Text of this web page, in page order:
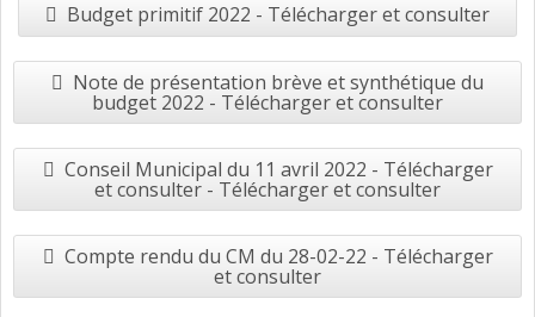
Budget primitif 2022 - Télécharger et consulter
Note de présentation brève et synthétique du
budget 2022 - Télécharger et consulter
Conseil Municipal du 11 avril 2022 - Télécharger
et consulter - Télécharger et consulter
Compte rendu du CM du 28-02-22 - Télécharger
et consulter